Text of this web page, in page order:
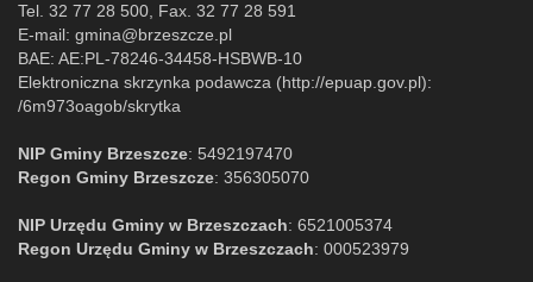
Tel. 32 77 28 500, Fax. 32 77 28 591
E-mail: gmina@brzeszcze.pl
BAE: AE:PL-78246-34458-HSBWB-10
Elektroniczna skrzynka podawcza (http://epuap.gov.pl):
/6m973oagob/skrytka
NIP Gminy Brzeszcze: 5492197470
Regon Gminy Brzeszcze: 356305070
NIP Urzędu Gminy w Brzeszczach: 6521005374
Regon Urzędu Gminy w Brzeszczach: 000523979